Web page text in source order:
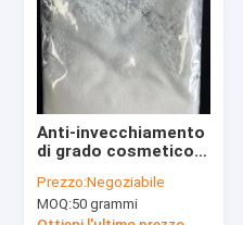
Anti-invecchiamento
di grado cosmetico
9 NAD+ in polvere
Prezzo:Negoziabile
MOQ:50 grammi